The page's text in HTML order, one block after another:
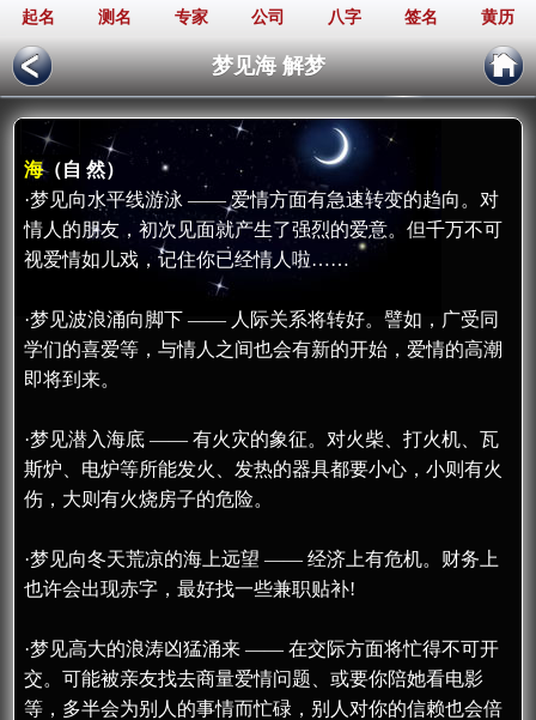
起名 测名 专家 公司 八字 签名 黄历
梦见海 解梦
海（自 然）
·梦见向水平线游泳 —— 爱情方面有急速转变的趋向。对
情人的朋友，初次见面就产生了强烈的爱意。但千万不可
视爱情如儿戏，记住你已经情人啦……
·梦见波浪涌向脚下 —— 人际关系将转好。譬如，广受同
学们的喜爱等，与情人之间也会有新的开始，爱情的高潮
即将到来。
·梦见潜入海底 —— 有火灾的象征。对火柴、打火机、瓦
斯炉、电炉等所能发火、发热的器具都要小心，小则有火
伤，大则有火烧房子的危险。
·梦见向冬天荒凉的海上远望 —— 经济上有危机。财务上
也许会出现赤字，最好找一些兼职贴补!
·梦见高大的浪涛凶猛涌来 —— 在交际方面将忙得不可开
交。可能被亲友找去商量爱情问题、或要你陪她看电影
等，多半会为别人的事情而忙碌，别人对你的信赖也会倍